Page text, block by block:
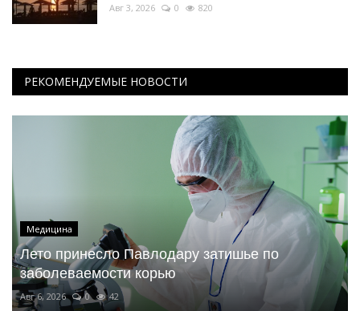
Авг 3, 2026 0 820
РЕКОМЕНДУЕМЫЕ НОВОСТИ
Медицина
Лето принесло Павлодару затишье по
заболеваемости корью
Авг 6, 2026 0 42